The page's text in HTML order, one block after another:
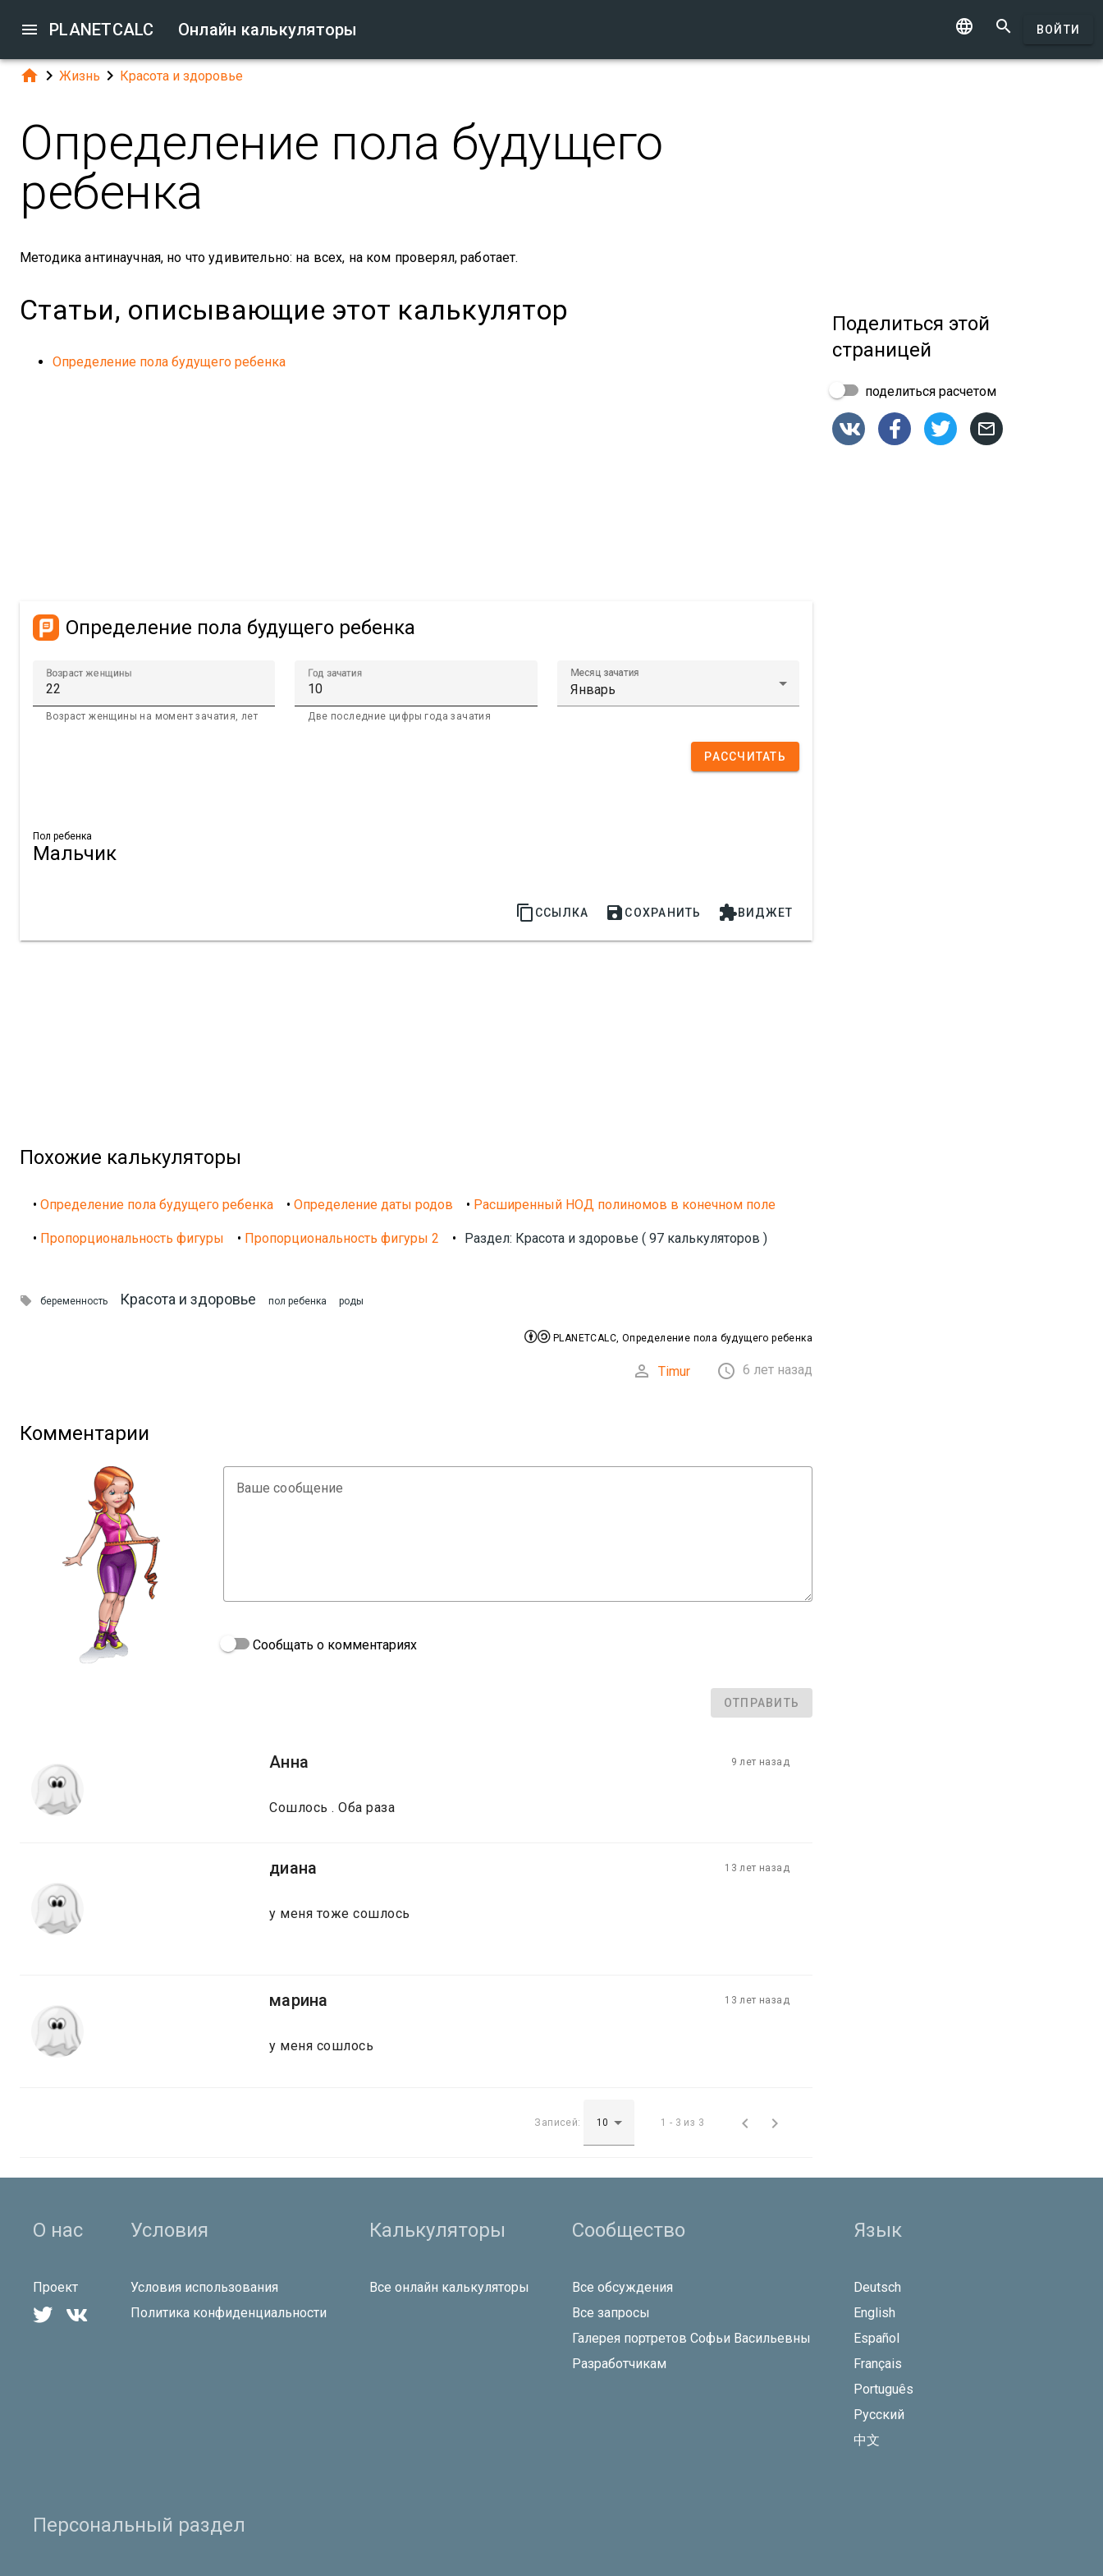
 PLANETCALC Онлайн калькуляторы   ВОЙТИ
  Жизнь  Красота и здоровье
Определение пола будущего
ребенка
Методика антинаучная, но что удивительно: на всех, на ком проверял, работает.
Статьи, описывающие этот калькулятор
Определение пола будущего ребенка
Определение пола будущего ребенка
Возраст женщины
Возраст женщины на момент зачатия, лет
Год зачатия
Две последние цифры года зачатия
Месяц зачатия
РАССЧИТАТЬ
Пол ребенка
Мальчик
 ССЫЛКА  СОХРАНИТЬ ВИДЖЕТ
Похожие калькуляторы
• Определение пола будущего ребенка • Определение даты родов • Расширенный НОД полиномов в конечном поле
• Пропорциональность фигуры • Пропорциональность фигуры 2 • Раздел: Красота и здоровье ( 97 калькуляторов )
 беременность Красота и здоровье пол ребенка роды
PLANETCALC, Определение пола будущего ребенка
 Timur  6 лет назад
Комментарии
Ваше сообщение
Сообщать о комментариях
ОТПРАВИТЬ
Анна 9 лет назад
Сошлось . Оба раза
диана 13 лет назад
у меня тоже сошлось
марина 13 лет назад
у меня сошлось
Записей: 1 - 3 из 3  
Поделиться этой
страницей
поделиться расчетом
   
О нас
Проект
 
Условия
Условия использования
Политика конфиденциальности
Калькуляторы
Все онлайн калькуляторы
Сообщество
Все обсуждения
Все запросы
Галерея портретов Софьи Васильевны
Разработчикам
Язык
Deutsch
English
Español
Français
Português
Русский
中文
Персональный раздел